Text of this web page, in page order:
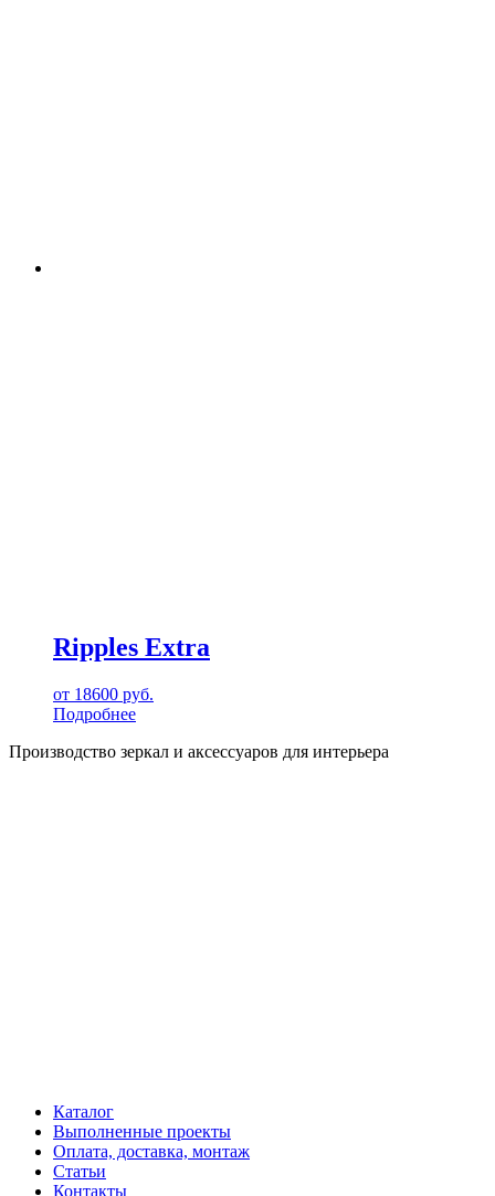
Ripples Extra
от 18600 руб.
Подробнее
Производство зеркал и аксессуаров для интерьера
Каталог
Выполненные проекты
Оплата, доставка, монтаж
Статьи
Контакты